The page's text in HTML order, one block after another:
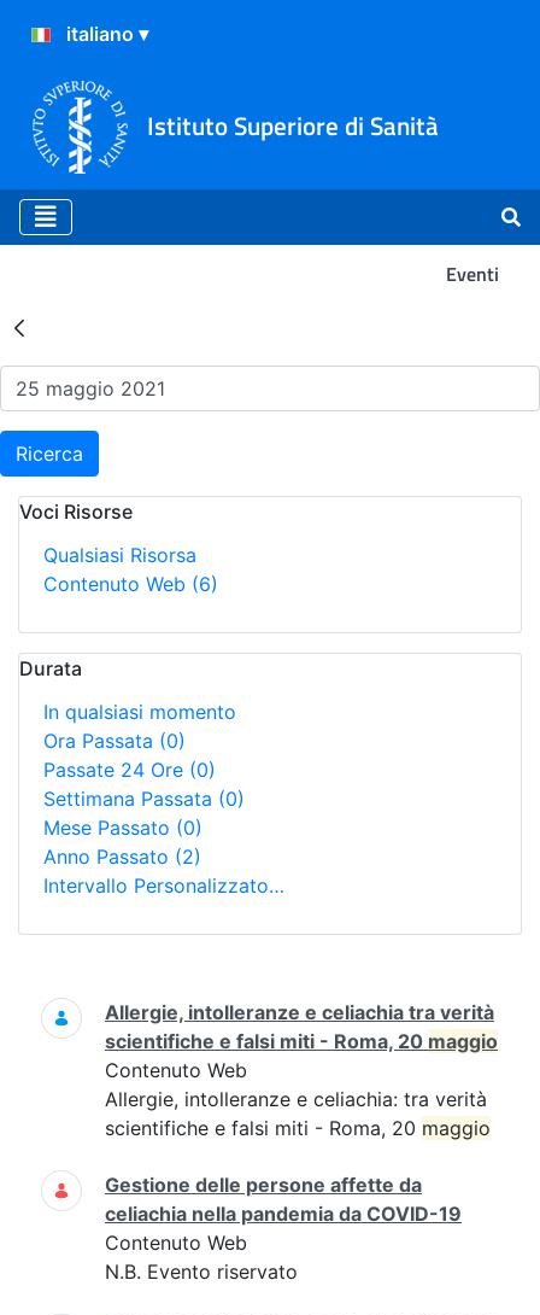
Istituto Superiore di Sanità
Eventi
Risultati della Ricerca -
Ricerca
Voci Risorse
Qualsiasi Risorsa
Contenuto Web (6)
Durata
In qualsiasi momento
Ora Passata (0)
Passate 24 Ore (0)
Settimana Passata (0)
Mese Passato (0)
Anno Passato (2)
Intervallo Personalizzato…
Ricerca
Allergie, intolleranze e celiachia tra verità
scientifiche e falsi miti - Roma, 20 maggio
Contenuto Web
Allergie, intolleranze e celiachia: tra verità
scientifiche e falsi miti - Roma, 20 maggio
Gestione delle persone affette da
celiachia nella pandemia da COVID-19
Contenuto Web
N.B. Evento riservato